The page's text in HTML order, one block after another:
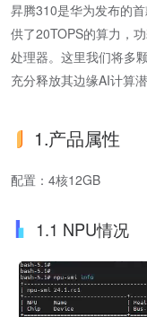
昇腾310是华为发布的
供了20TOPS的算力，
处理器。这里我们将多
充分释放其边缘AI计算潜
1.产品属性
配置：4核12GB
1.1 NPU情况